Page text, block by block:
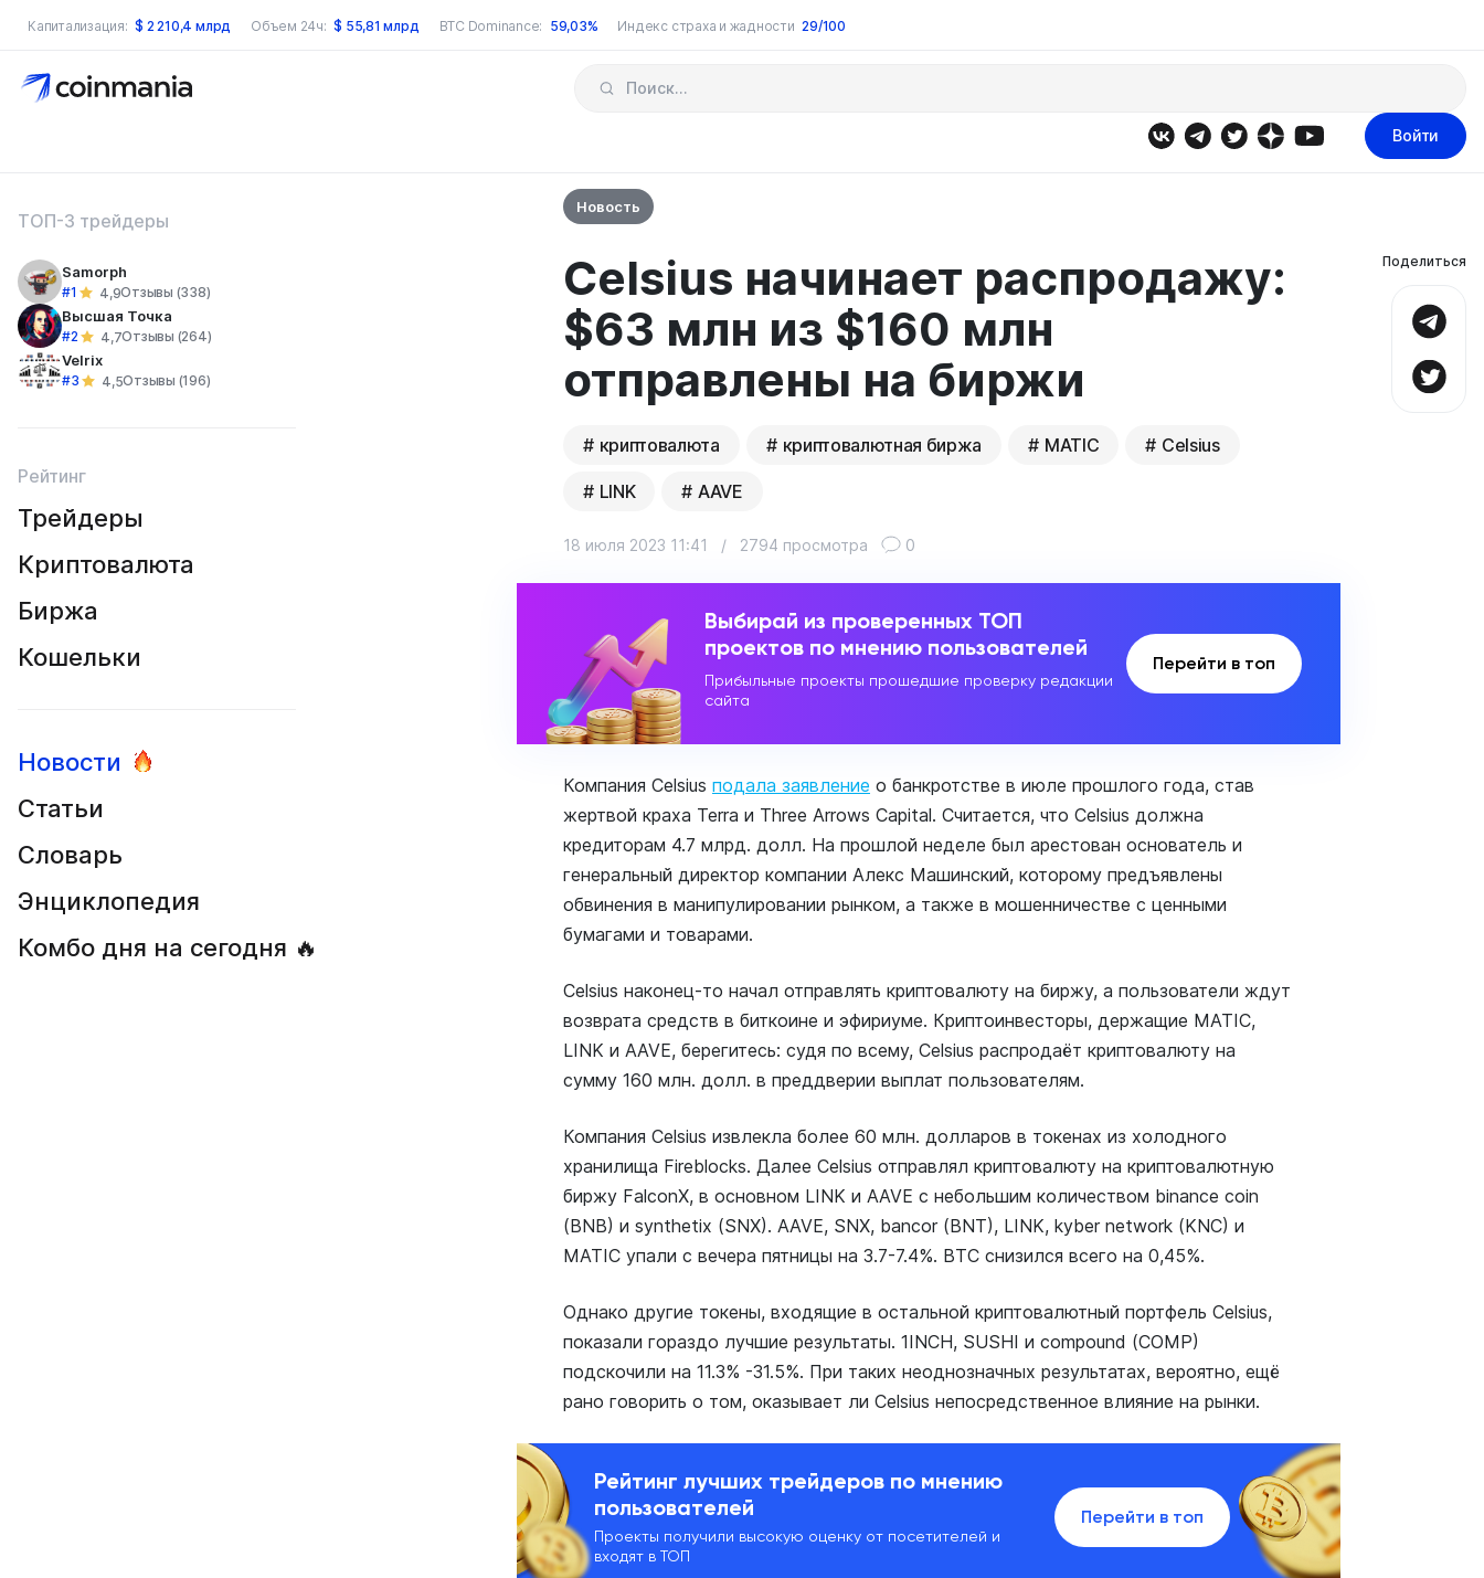
Капитализация: $ 2 210,4 млрд Объем 24ч: $ 55,81 млрд BTC Dominance: 59,03% Индекс страха и жадности 29/100
по сайту
Войти
ТОП-3 трейдеры
Samorph
#1 4,9Отзывы (338)
Высшая Точка
#2 4,7Отзывы (264)
Velrix
#3 4,5Отзывы (196)
Рейтинг
Трейдеры
Криптовалюта
Биржа
Кошельки
Новости
Статьи
Словарь
Энциклопедия
Комбо дня на сегодня 🔥
Новость
Celsius начинает распродажу:
$63 млн из $160 млн
отправлены на биржи
криптовалюта криптовалютная биржа MATIC Celsius
LINK AAVE
18 июля 2023 11:41 / 2794 просмотра 0
Выбирай из проверенных ТОП
проектов по мнению пользователей
Прибыльные проекты прошедшие проверку редакции
сайта
Перейти в топ
Компания Celsius подала заявление о банкротстве в июле прошлого года, став
жертвой краха Terra и Three Arrows Capital. Считается, что Celsius должна
кредиторам 4.7 млрд. долл. На прошлой неделе был арестован основатель и
генеральный директор компании Алекс Машинский, которому предъявлены
обвинения в манипулировании рынком, а также в мошенничестве с ценными
бумагами и товарами.
Celsius наконец-то начал отправлять криптовалюту на биржу, а пользователи ждут
возврата средств в биткоине и эфириуме. Криптоинвесторы, держащие MATIC,
LINK и AAVE, берегитесь: судя по всему, Celsius распродаёт криптовалюту на
сумму 160 млн. долл. в преддверии выплат пользователям.
Компания Celsius извлекла более 60 млн. долларов в токенах из холодного
хранилища Fireblocks. Далее Celsius отправлял криптовалюту на криптовалютную
биржу FalconX, в основном LINK и AAVE с небольшим количеством binance coin
(BNB) и synthetix (SNX). AAVE, SNX, bancor (BNT), LINK, kyber network (KNC) и
MATIC упали с вечера пятницы на 3.7-7.4%. BTC снизился всего на 0,45%.
Однако другие токены, входящие в остальной криптовалютный портфель Celsius,
показали гораздо лучшие результаты. 1INCH, SUSHI и compound (COMP)
подскочили на 11.3% -31.5%. При таких неоднозначных результатах, вероятно, ещё
рано говорить о том, оказывает ли Celsius непосредственное влияние на рынки.
Рейтинг лучших трейдеров по мнению
пользователей
Проекты получили высокую оценку от посетителей и
входят в ТОП
Перейти в топ
Поделиться